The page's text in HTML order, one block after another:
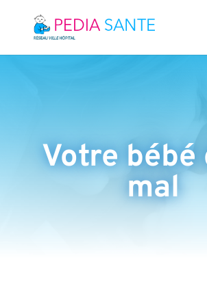
Votre
mal